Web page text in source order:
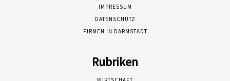
IMPRESSUM
DATENSCHUTZ
FIRMEN IN DARMSTADT
Rubriken